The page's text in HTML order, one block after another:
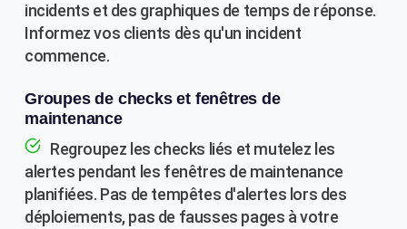
incidents et des graphiques de temps de réponse.
Informez vos clients dès qu'un incident
commence.
Groupes de checks et fenêtres de
maintenance
Regroupez les checks liés et mutelez les
alertes pendant les fenêtres de maintenance
planifiées. Pas de tempêtes d'alertes lors des
déploiements, pas de fausses pages à votre